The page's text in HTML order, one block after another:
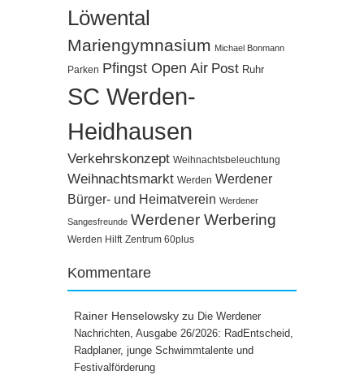
Löwental
Mariengymnasium Michael Bonmann
Parken Pfingst Open Air Post Ruhr
SC Werden-
Heidhausen
Verkehrskonzept Weihnachtsbeleuchtung
Weihnachtsmarkt Werden Werdener
Bürger- und Heimatverein Werdener
Sangesfreunde Werdener Werbering
Werden Hilft Zentrum 60plus
Kommentare
Rainer Henselowsky zu Die Werdener
Nachrichten, Ausgabe 26/2026: RadEntscheid,
Radplaner, junge Schwimmtalente und
Festivalförderung